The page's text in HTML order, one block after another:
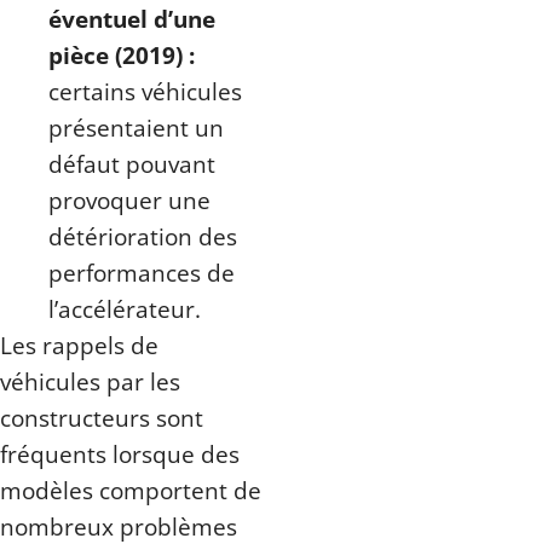
éventuel d’une
pièce (2019) :
certains véhicules
présentaient un
défaut pouvant
provoquer une
détérioration des
performances de
l’accélérateur.
Les rappels de
véhicules par les
constructeurs sont
fréquents lorsque des
modèles comportent de
nombreux problèmes